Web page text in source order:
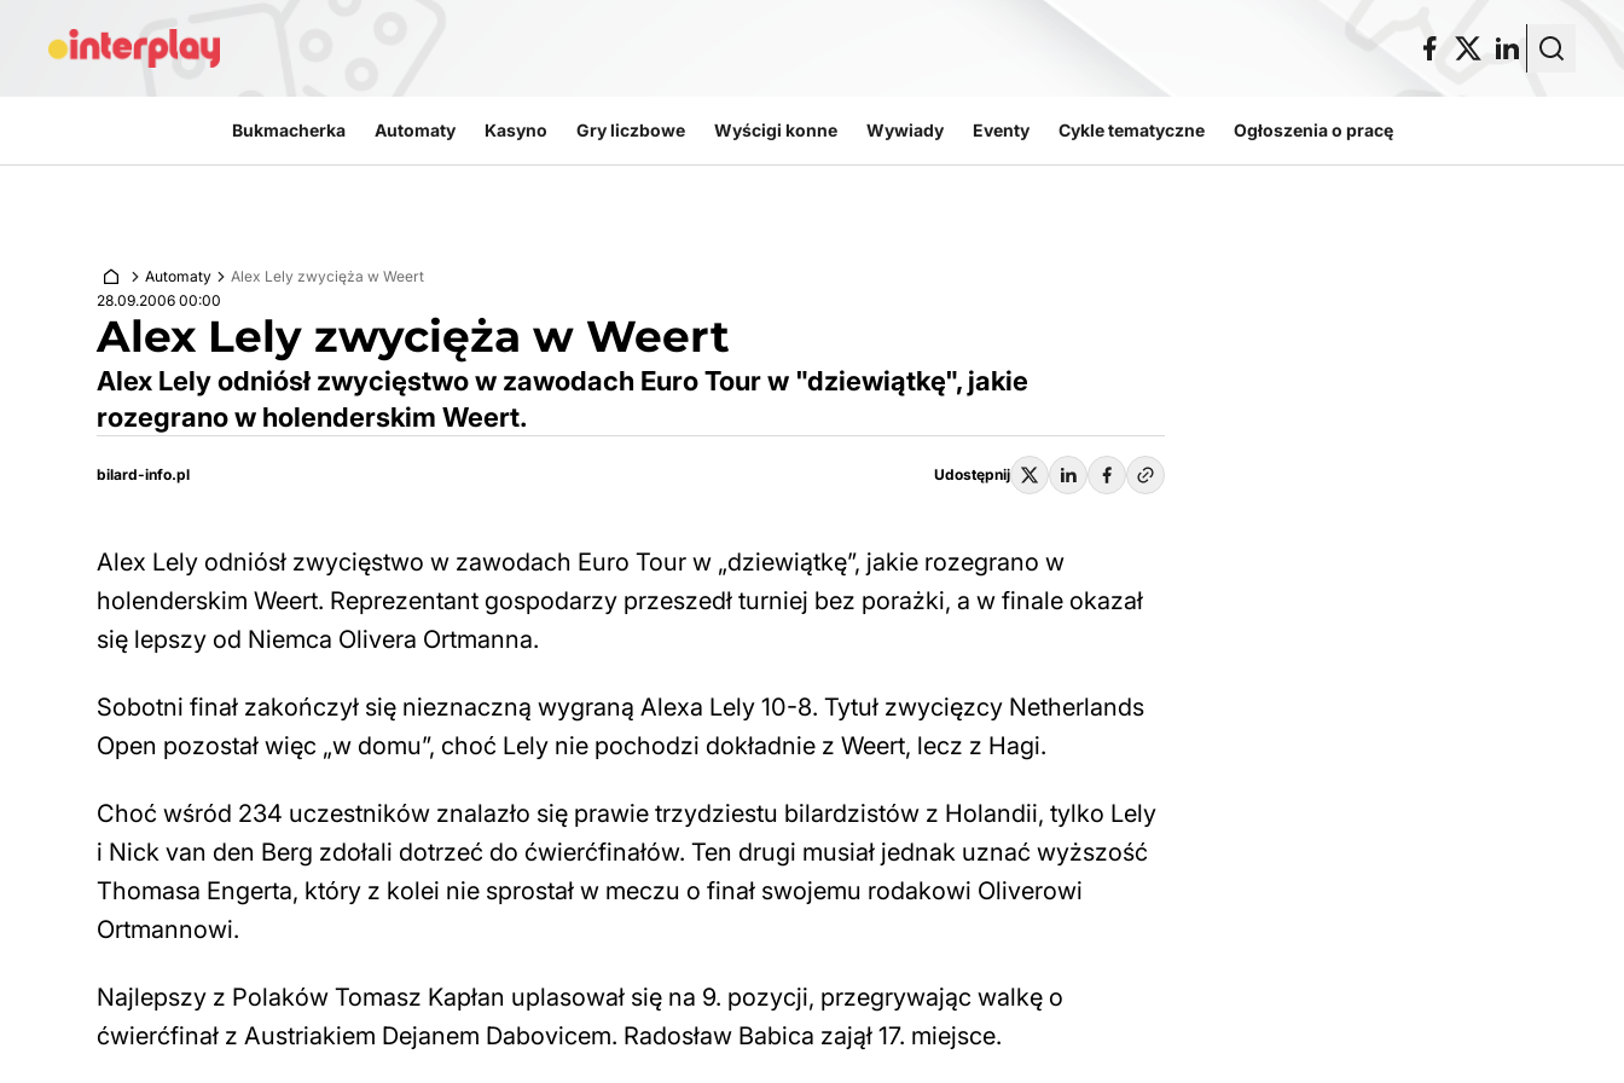
Bukmacherka Automaty Kasyno Gry liczbowe Wyścigi konne Wywiady Eventy Cykle tematyczne Ogłoszenia o pracę
Automaty
Alex Lely zwycięża w Weert
28.09.2006 00:00
Alex Lely zwycięża w Weert
Alex Lely odniósł zwycięstwo w zawodach Euro Tour w "dziewiątkę", jakie
rozegrano w holenderskim Weert.
bilard-info.pl Udostępnij
Alex Lely odniósł zwycięstwo w zawodach Euro Tour w „dziewiątkę”, jakie rozegrano w
holenderskim Weert. Reprezentant gospodarzy przeszedł turniej bez porażki, a w finale okazał
się lepszy od Niemca Olivera Ortmanna.
Sobotni finał zakończył się nieznaczną wygraną Alexa Lely 10-8. Tytuł zwycięzcy Netherlands
Open pozostał więc „w domu”, choć Lely nie pochodzi dokładnie z Weert, lecz z Hagi.
Choć wśród 234 uczestników znalazło się prawie trzydziestu bilardzistów z Holandii, tylko Lely
i Nick van den Berg zdołali dotrzeć do ćwierćfinałów. Ten drugi musiał jednak uznać wyższość
Thomasa Engerta, który z kolei nie sprostał w meczu o finał swojemu rodakowi Oliverowi
Ortmannowi.
Najlepszy z Polaków Tomasz Kapłan uplasował się na 9. pozycji, przegrywając walkę o
ćwierćfinał z Austriakiem Dejanem Dabovicem. Radosław Babica zajął 17. miejsce.